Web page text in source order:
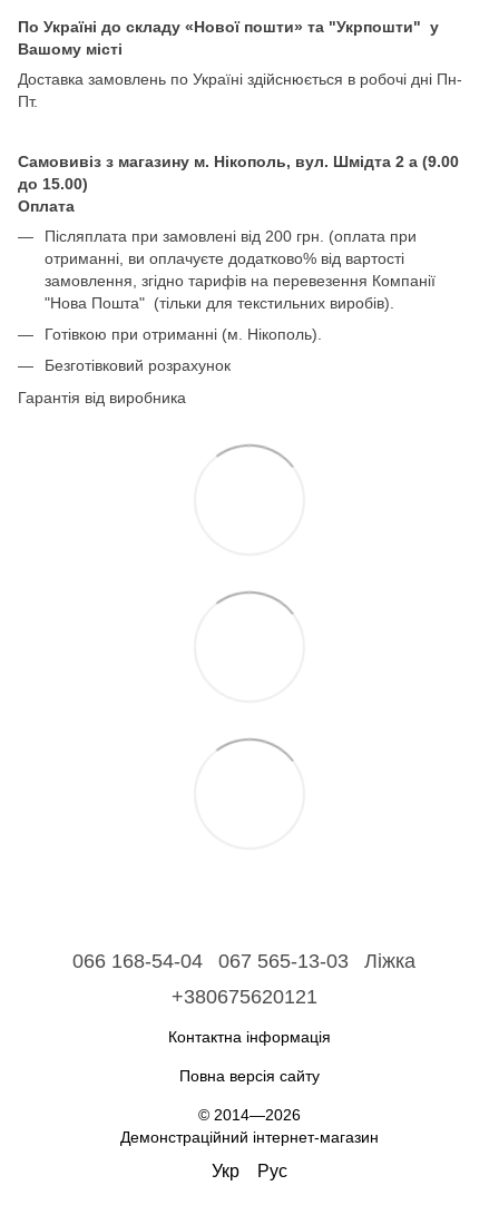
По Україні до складу «Нової пошти» та "Укрпошти" у
Вашому місті
Доставка замовлень по Україні здійснюється в робочі дні Пн-
Пт.
Самовивіз з магазину м. Нікополь, вул. Шмідта 2 а (9.00
до 15.00)
Оплата
Післяплата при замовлені від 200 грн. (оплата при
отриманні, ви оплачуєте додатково% від вартості
замовлення, згідно тарифів на перевезення Компанії
"Нова Пошта" (тільки для текстильних виробів).
Готівкою при отриманні (м. Нікополь).
Безготівковий розрахунок
Гарантія від виробника
066 168-54-04 067 565-13-03
Ліжка
+380675620121
Контактна інформація
Повна версія сайту
© 2014—2026
Демонстраційний інтернет-магазин
Укр Рус